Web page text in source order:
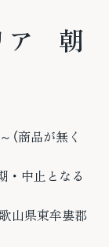
ア 朝
商品が無く
・中止となる
山県東牟婁郡